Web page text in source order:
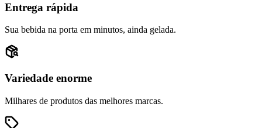
Entrega rápida
Sua bebida na porta em minutos, ainda gelada.
Variedade enorme
Milhares de produtos das melhores marcas.